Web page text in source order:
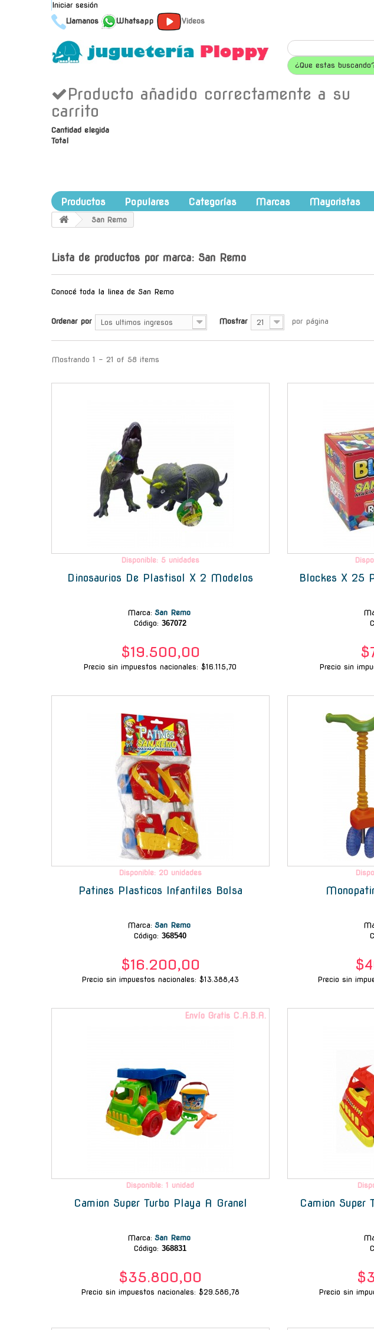
Iniciar sesión
Llamanos
Whatsapp Videos
¿Que estas
Producto añadido correctamente a su
carrito
Cantidad elegida
Total
Productos Populares Categorías Marcas Mayoristas
San Remo
Lista de productos por marca: San Remo
Conocé toda la linea de San Remo
Ordenar por Los ultimos ingresos Mostrar 21 por página
Mostrando 1 - 21 of 58 items
Disponible: 5 unidades
Dinosaurios De Plastisol X 2 Modelos
Marca: San Remo
Código: 367072
$19.500,00
Precio sin impuestos nacionales: $16.115,70
Blockes X 25
Precio sin
Disponible: 20 unidades
Patines Plasticos Infantiles Bolsa
Marca: San Remo
Código: 368540
$16.200,00
Precio sin impuestos nacionales: $13.388,43 Precio sin
Envío Gratis C.A.B.A.
Disponible: 1 unidad
Camion Super Turbo Playa A Granel
Marca: San Remo
Código: 368831
$35.800,00
Precio sin impuestos nacionales: $29.586,78
Camion Super
Precio sin